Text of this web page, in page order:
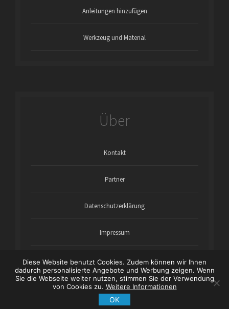
Anleitungen hinzufügen
Werkzeug und Material
Über
Kontakt
Partner
Datenschutzerklärung
Impressum
Copyright © 2021 wartungsanleitung-online.com - Theme
| * = Affiliatelinks/Werbelinks
Diese Website benutzt Cookies. Zudem können wir Ihnen
dadurch personalisierte Angebote und Werbung zeigen. Wenn
Sie die Webseite weiter nutzen, stimmen Sie der Verwendung
von Cookies zu. Weitere Informationen
OK